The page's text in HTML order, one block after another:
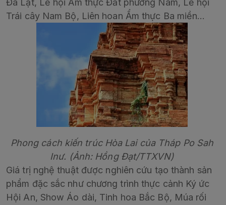
Đà Lạt, Lễ hội Ẩm thực Đất phương Nam, Lễ hội
Trái cây Nam Bộ, Liên hoan Ẩm thực Ba miền...
Phong cách kiến trúc Hòa Lai của Tháp Po Sah
Inư. (Ảnh: Hồng Đạt/TTXVN)
Giá trị nghệ thuật được nghiên cứu tạo thành sản
phẩm đặc sắc như chương trình thực cảnh Ký ức
Hội An, Show Áo dài, Tinh hoa Bắc Bộ, Múa rối